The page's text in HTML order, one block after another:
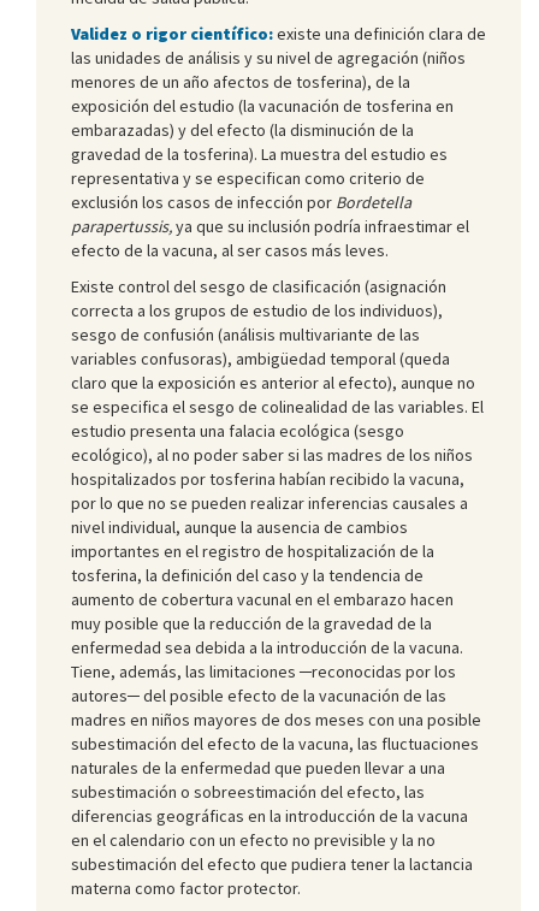
Validez o rigor científico:existe una definición clara de
las unidades de análisis y su nivel de agregación (niños
menores de un año afectos de tosferina), de la
exposición del estudio (la vacunación de tosferina en
embarazadas) y del efecto (la disminución de la
gravedad de la tosferina). La muestra del estudio es
representativa y se especifican como criterio de
exclusión los casos de infección por Bordetella
parapertussis,ya que su inclusión podría infraestimar el
efecto de la vacuna, al ser casos más leves.
Existe control del sesgo de clasificación (asignación
correcta a los grupos de estudio de los individuos),
sesgo de confusión (análisis multivariante de las
variables confusoras), ambigüedad temporal (queda
claro que la exposición es anterior al efecto), aunque no
se especifica el sesgo de colinealidad de las variables. El
estudio presenta una falacia ecológica (sesgo
ecológico), al no poder saber si las madres de los niños
hospitalizados por tosferina habían recibido la vacuna,
por lo que no se pueden realizar inferencias causales a
nivel individual, aunque la ausencia de cambios
importantes en el registro de hospitalización de la
tosferina, la definición del caso y la tendencia de
aumento de cobertura vacunal en el embarazo hacen
muy posible que la reducción de la gravedad de la
enfermedad sea debida a la introducción de la vacuna.
Tiene, además, las limitaciones ─reconocidas por los
autores─ del posible efecto de la vacunación de las
madres en niños mayores de dos meses con una posible
subestimación del efecto de la vacuna, las fluctuaciones
naturales de la enfermedad que pueden llevar a una
subestimación o sobreestimación del efecto, las
diferencias geográficas en la introducción de la vacuna
en el calendario con un efecto no previsible y la no
subestimación del efecto que pudiera tener la lactancia
materna como factor protector.